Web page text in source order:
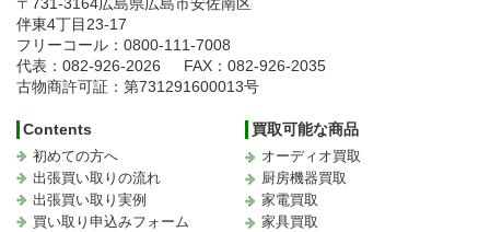
〒731-3164広島県広島市安佐南区
伴東4丁目23-17
フリーコール：0800-111-7008
代表：082-926-2026
FAX：082-926-2035
古物商許可証：第731291600013号
Contents
初めての方へ
出張買い取りの流れ
出張買い取り実例
買い取り申込みフォーム
買取可能な商品
オーディオ買取
厨房機器買取
家電買取
家具買取